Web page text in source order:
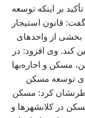
بر اینکه توسعه
قانون استیجار
است بخشی از واحدهای
کند. وی افزود: در
مسکن و اجاره‌بها
توسعه مسکن
کرد: مسکن
در کلانشهرها و